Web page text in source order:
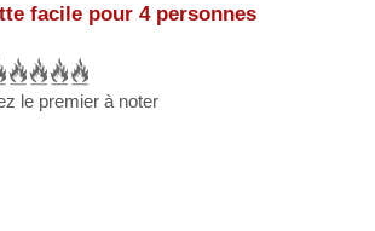
facile pour 4 personnes
le premier à noter